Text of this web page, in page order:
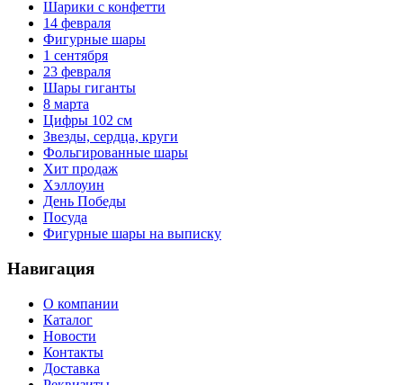
Шарики с конфетти
14 февраля
Фигурные шары
1 сентября
23 февраля
Шары гиганты
8 марта
Цифры 102 см
Звезды, сердца, круги
Фольгированные шары
Хит продаж
Хэллоуин
День Победы
Посуда
Фигурные шары на выписку
Навигация
О компании
Каталог
Новости
Контакты
Доставка